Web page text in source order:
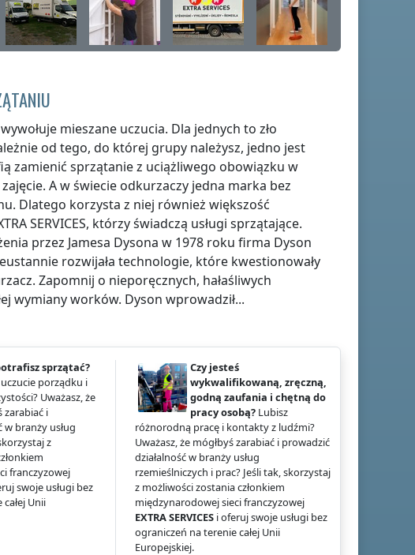
mieszane uczucia. Dla jednych to zło
od tego, do której grupy należysz, jedno jest
zamienić sprzątanie z uciążliwego obowiązku w
A w świecie odkurzaczy jedna marka bez
Dlatego korzysta z niej również większość
SERVICES, którzy świadczą usługi sprzątające.
przez Jamesa Dysona w 1978 roku firma Dyson
rozwijała technologie, które kwestionowały
Zapomnij o nieporęcznych, hałaśliwych
wymiany worków. Dyson wprowadził...
sprzątać?
porządku i
Uważasz, że
zarabiać i
w branży usług
z
franczyzowej
swoje usługi bez
Unii
Czy jesteś
wykwalifikowaną, zręczną,
godną zaufania i chętną do
pracy osobą?Lubisz
różnorodną pracę i kontakty z ludźmi?
Uważasz, że mógłbyś zarabiać i prowadzić
działalność w branży usług
rzemieślniczych i prac? Jeśli tak, skorzystaj
z możliwości zostania członkiem
międzynarodowej sieci franczyzowej
EXTRA SERVICESi oferuj swoje usługi bez
ograniczeń na terenie całej Unii
Europejskiej.